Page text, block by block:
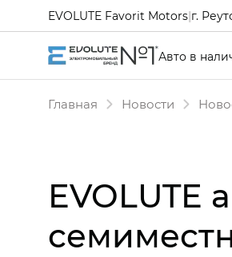
EVOLUTE Favorit Motors|г.
Авто в
Главная Новости
EVOLUTE